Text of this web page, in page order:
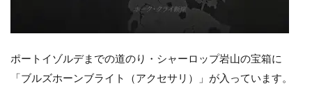
ポートイゾルデまでの道のり・シャーロップ岩山の宝箱に
「ブルズホーンブライト（アクセサリ）」が入っています。